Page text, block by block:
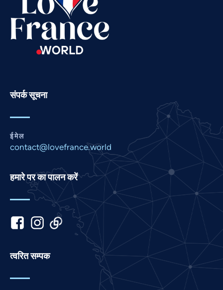
संपर्क सूचना
ईमेल
contact@lovefrance.world
हमारे पर का पालन करें
त्वरित सम्पक
French
German
Italian
Japanese
Khmer
Malay
Marathi
Nepali